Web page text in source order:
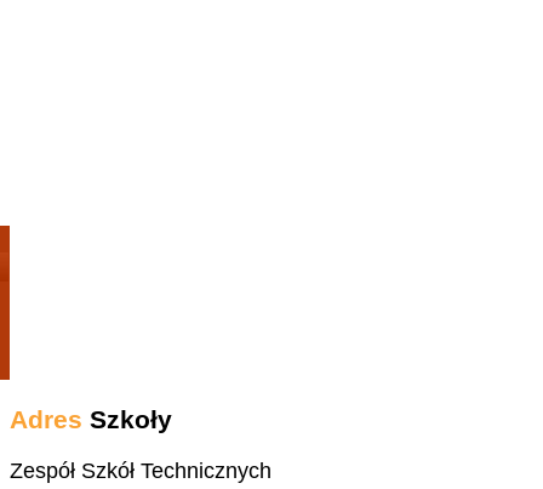
Adres Szkoły
Zespół Szkół Technicznych